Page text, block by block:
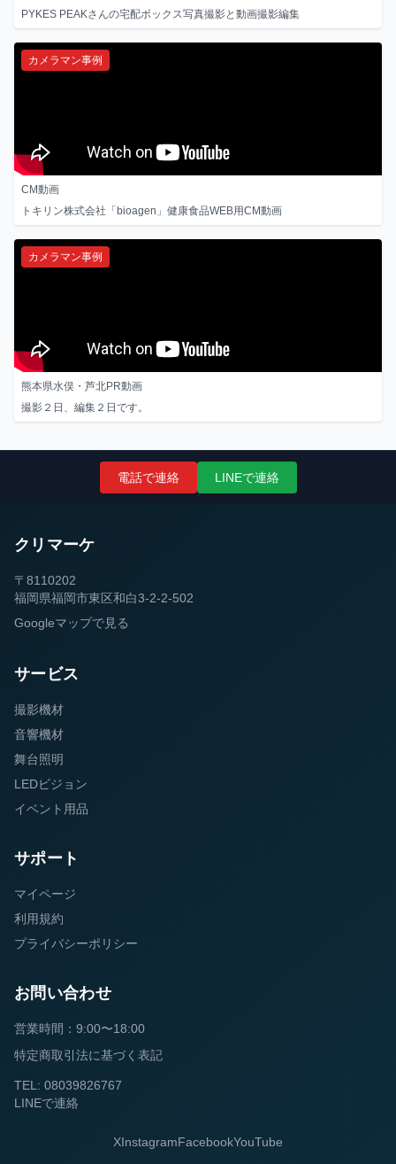
PYKES PEAKさんの宅配ボックス写真撮影と動画撮影編集
カメラマン事例
CM動画
トキリン株式会社「bioagen」健康食品WEB用CM動画
カメラマン事例
熊本県水俣・芦北PR動画
撮影２日、編集２日です。
電話で連絡 LINEで連絡
クリマーケ
〒8110202
福岡県福岡市東区和白3-2-2-502
Googleマップで見る
サービス
撮影機材
音響機材
舞台照明
LEDビジョン
イベント用品
サポート
マイページ
利用規約
プライバシーポリシー
お問い合わせ
営業時間：9:00〜18:00
特定商取引法に基づく表記
TEL: 08039826767
LINEで連絡
XInstagramFacebookYouTube